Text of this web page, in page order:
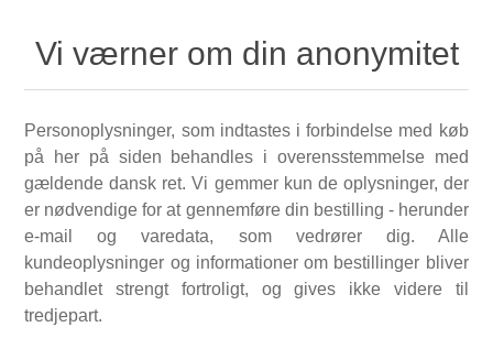
Vi værner om din anonymitet
Personoplysninger, som indtastes i forbindelse med køb
på her på siden behandles i overensstemmelse med
gældende dansk ret. Vi gemmer kun de oplysninger, der
er nødvendige for at gennemføre din bestilling - herunder
e-mail og varedata, som vedrører dig. Alle
kundeoplysninger og informationer om bestillinger bliver
behandlet strengt fortroligt, og gives ikke videre til
tredjepart.